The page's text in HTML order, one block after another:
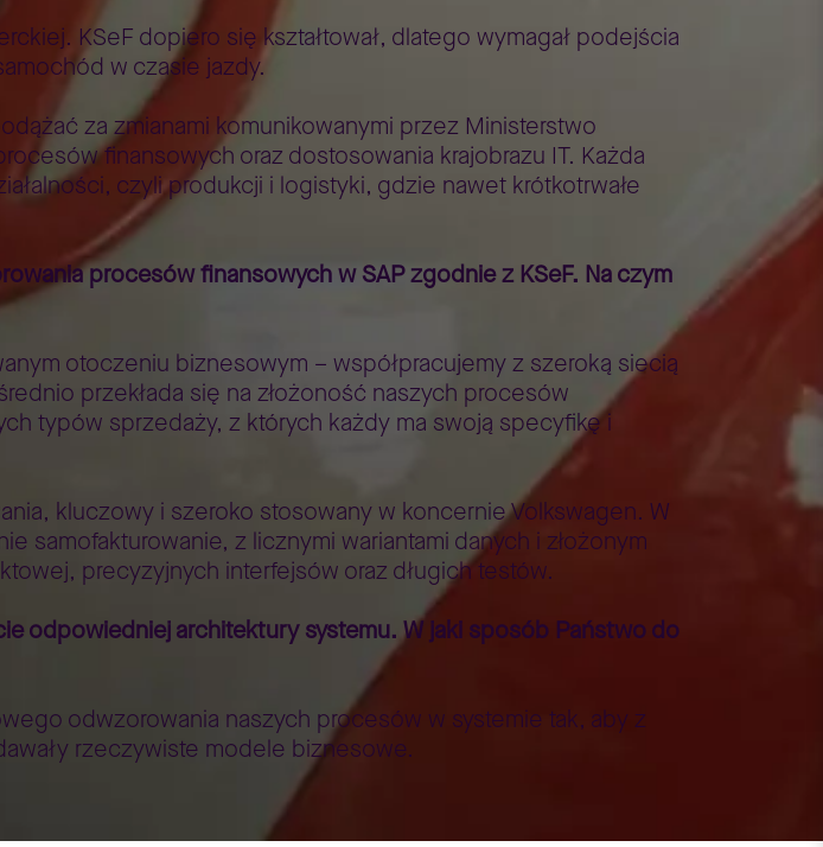
KSeF dopiero się kształtował, dlatego wymagał podejścia
w czasie jazdy.
za zmianami komunikowanymi przez Ministerstwo
finansowych oraz dostosowania krajobrazu IT. Każda
czyli produkcji i logistyki, gdzie nawet krótkotrwałe
procesów finansowych w SAP zgodnie z KSeF. Na czym
otoczeniu biznesowym – współpracujemy z szeroką siecią
przekłada się na złożoność naszych procesów
typów sprzedaży, z których każdy ma swoją specyfikę i
kluczowy i szeroko stosowany w koncernie Volkswagen. W
samofakturowanie, z licznymi wariantami danych i złożonym
precyzyjnych interfejsów oraz długich testów.
odpowiedniej architektury systemu. W jaki sposób Państwo do
odwzorowania naszych procesów w systemie tak, aby z
rzeczywiste modele biznesowe.